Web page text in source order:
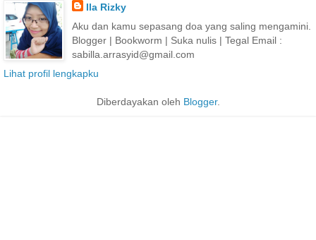
Ila Rizky
Aku dan kamu sepasang doa yang saling mengamini.
Blogger | Bookworm | Suka nulis | Tegal Email :
sabilla.arrasyid@gmail.com
Lihat profil lengkapku
Diberdayakan oleh Blogger.